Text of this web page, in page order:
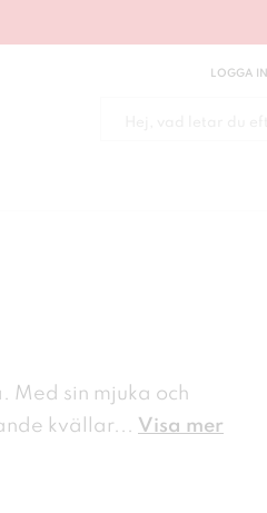
LOGGA IN
Med sin mjuka och
kvällar... Visa mer